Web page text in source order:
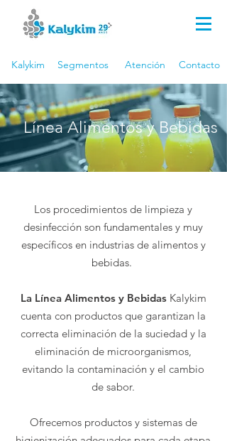
(51) 99659.2814
Kalykim Indústria Química
Kalykim Segmentos Contacto
Atención
Línea Alimentos y Bebidas
Los procedimientos de limpieza y
desinfección son fundamentales y muy
específicos en industrias de alimentos y
bebidas.
La Línea Alimentos y Bebidas Kalykim
cuenta con productos que garantizan la
correcta eliminación de la suciedad y la
eliminación de microorganismos,
evitando la contaminación y el cambio
de sabor.
Ofrecemos productos y sistemas de